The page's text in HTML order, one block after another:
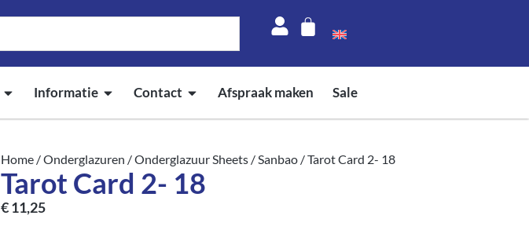
Informatie Contact Afspraak maken Sale
Home /Onderglazuren /Onderglazuur Sheets /Sanbao / Tarot Card 2- 18
Tarot Card 2- 18
€11,25